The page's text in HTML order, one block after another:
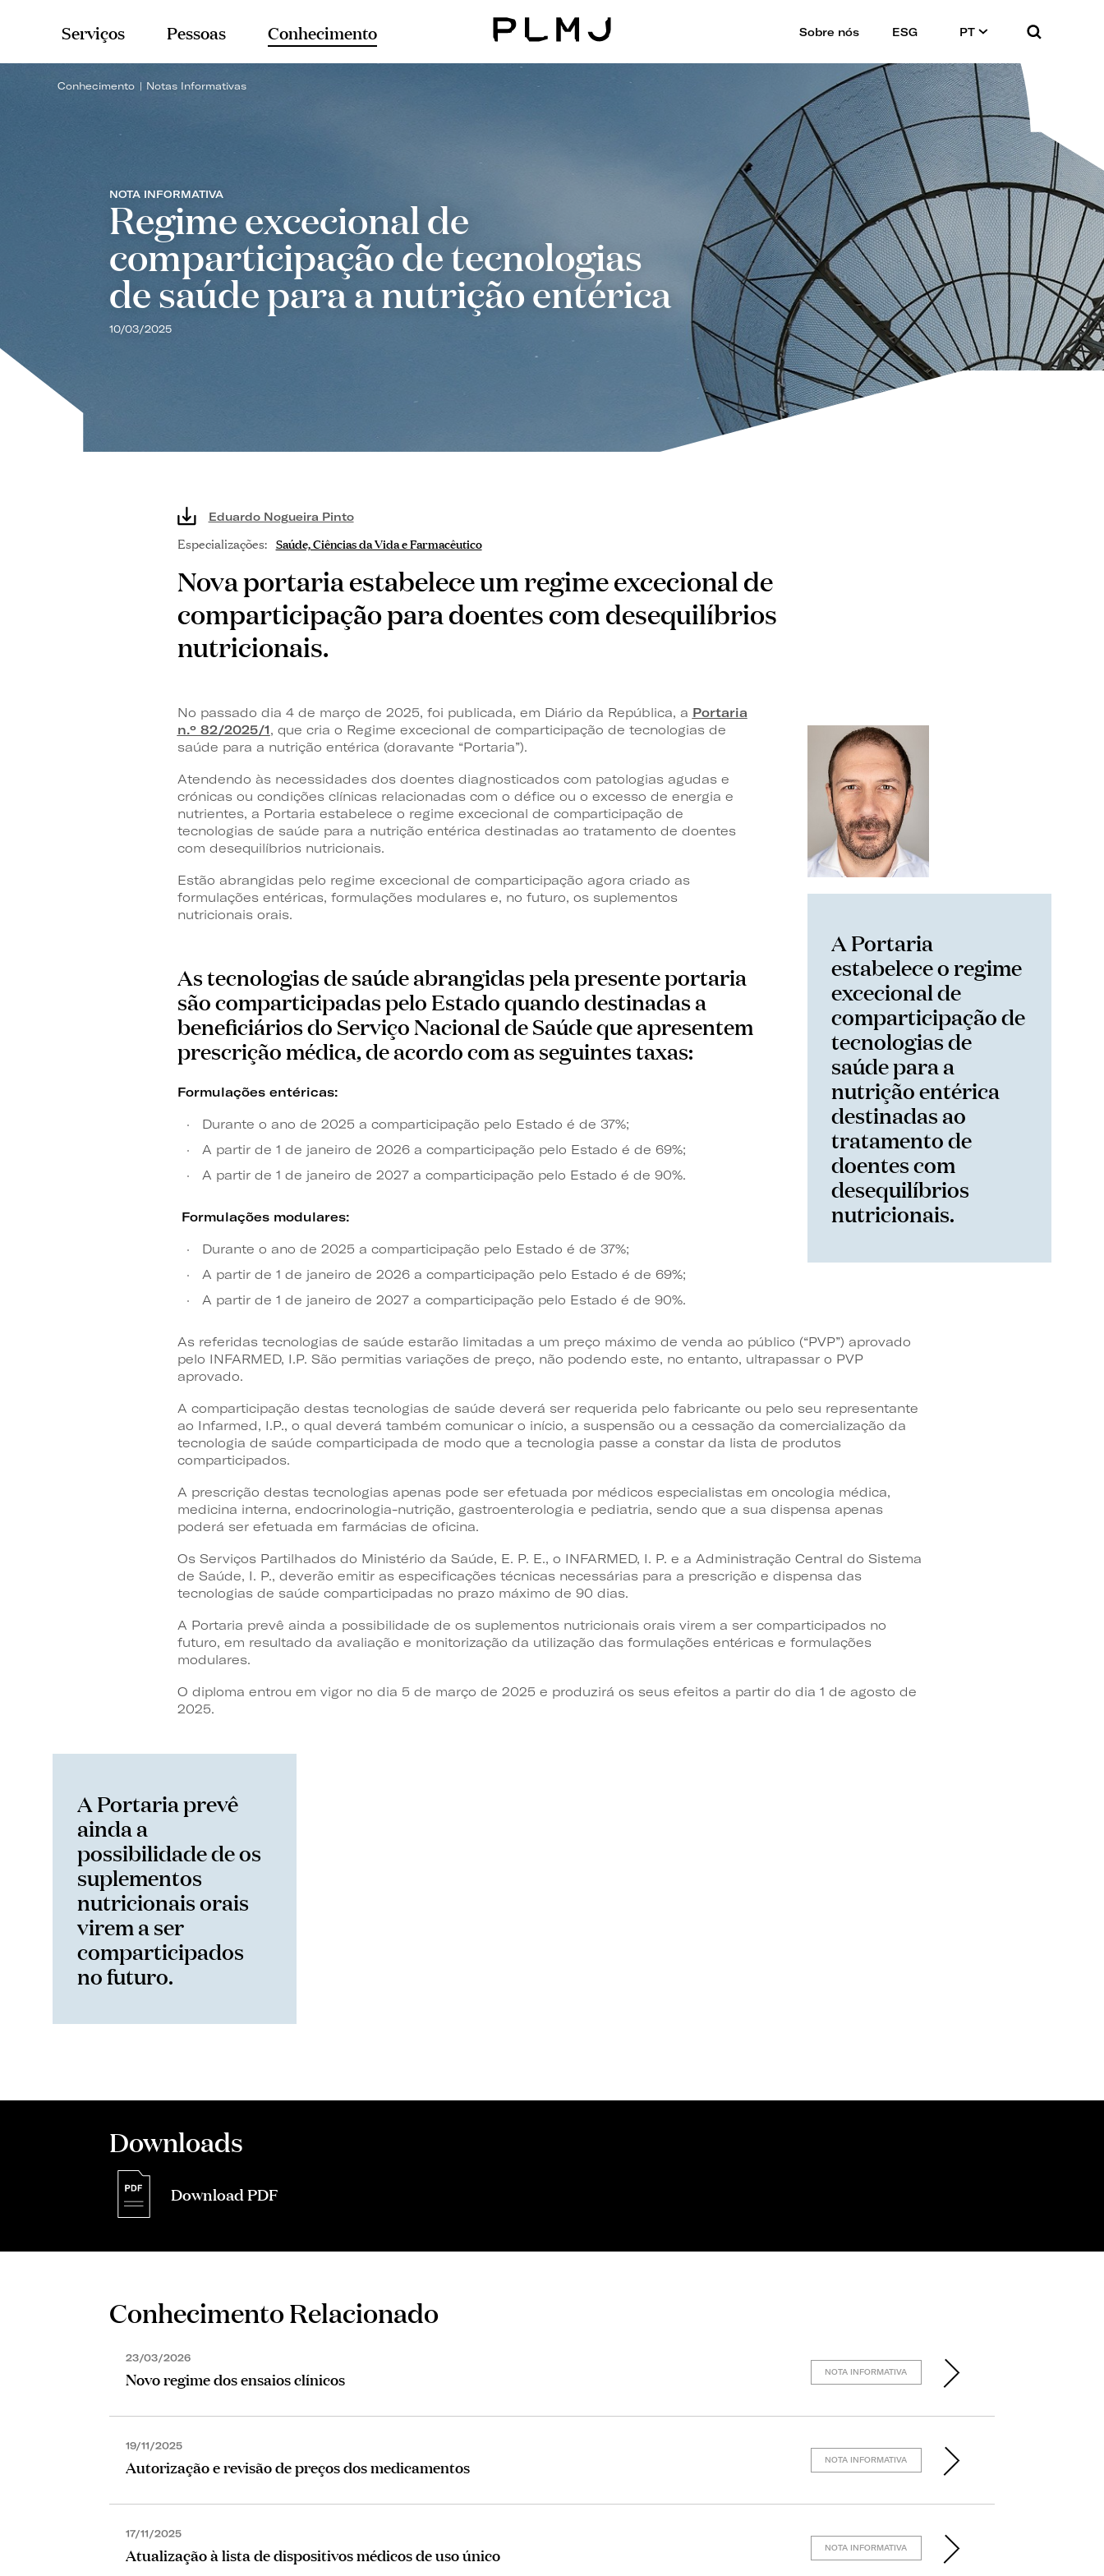
PLMJ
Serviços Pessoas Conhecimento Sobre nós ESG PT
Conhecimento Notas Informativas
NOTA INFORMATIVA
Regime excecional de
comparticipação de tecnologias
de saúde para a nutrição entérica
10/03/2025
Eduardo Nogueira Pinto
Especializações: Saúde, Ciências da Vida e Farmacêutico
Nova portaria estabelece um regime excecional de
comparticipação para doentes com desequilíbrios
nutricionais.
A Portaria
estabelece o regime
excecional de
comparticipação de
tecnologias de
saúde para a
nutrição entérica
destinadas ao
tratamento de
doentes com
desequilíbrios
nutricionais.
No passado dia 4 de março de 2025, foi publicada, em Diário da República, a Portaria
n.º 82/2025/1, que cria o Regime excecional de comparticipação de tecnologias de
saúde para a nutrição entérica (doravante “Portaria”).
Atendendo às necessidades dos doentes diagnosticados com patologias agudas e
crónicas ou condições clínicas relacionadas com o défice ou o excesso de energia e
nutrientes, a Portaria estabelece o regime excecional de comparticipação de
tecnologias de saúde para a nutrição entérica destinadas ao tratamento de doentes
com desequilíbrios nutricionais.
Estão abrangidas pelo regime excecional de comparticipação agora criado as
formulações entéricas, formulações modulares e, no futuro, os suplementos
nutricionais orais.
As tecnologias de saúde abrangidas pela presente portaria
são comparticipadas pelo Estado quando destinadas a
beneficiários do Serviço Nacional de Saúde que apresentem
prescrição médica, de acordo com as seguintes taxas:
Formulações entéricas:
Durante o ano de 2025 a comparticipação pelo Estado é de 37%;
A partir de 1 de janeiro de 2026 a comparticipação pelo Estado é de 69%;
A partir de 1 de janeiro de 2027 a comparticipação pelo Estado é de 90%.
Formulações modulares:
Durante o ano de 2025 a comparticipação pelo Estado é de 37%;
A partir de 1 de janeiro de 2026 a comparticipação pelo Estado é de 69%;
A partir de 1 de janeiro de 2027 a comparticipação pelo Estado é de 90%.
As referidas tecnologias de saúde estarão limitadas a um preço máximo de venda ao público (“PVP”) aprovado
pelo INFARMED, I.P. São permitias variações de preço, não podendo este, no entanto, ultrapassar o PVP
aprovado.
A comparticipação destas tecnologias de saúde deverá ser requerida pelo fabricante ou pelo seu representante
ao Infarmed, I.P., o qual deverá também comunicar o início, a suspensão ou a cessação da comercialização da
tecnologia de saúde comparticipada de modo que a tecnologia passe a constar da lista de produtos
comparticipados.
A prescrição destas tecnologias apenas pode ser efetuada por médicos especialistas em oncologia médica,
medicina interna, endocrinologia-nutrição, gastroenterologia e pediatria, sendo que a sua dispensa apenas
poderá ser efetuada em farmácias de oficina.
Os Serviços Partilhados do Ministério da Saúde, E. P. E., o INFARMED, I. P. e a Administração Central do Sistema
de Saúde, I. P., deverão emitir as especificações técnicas necessárias para a prescrição e dispensa das
tecnologias de saúde comparticipadas no prazo máximo de 90 dias.
A Portaria prevê ainda a possibilidade de os suplementos nutricionais orais virem a ser comparticipados no
futuro, em resultado da avaliação e monitorização da utilização das formulações entéricas e formulações
modulares.
O diploma entrou em vigor no dia 5 de março de 2025 e produzirá os seus efeitos a partir do dia 1 de agosto de
2025.
A Portaria prevê
ainda a
possibilidade de os
suplementos
nutricionais orais
virem a ser
comparticipados
no futuro.
Downloads
Download PDF
Conhecimento Relacionado
23/03/2026
Novo regime dos ensaios clínicos NOTA INFORMATIVA
19/11/2025
Autorização e revisão de preços dos medicamentos NOTA INFORMATIVA
17/11/2025
Atualização à lista de dispositivos médicos de uso único NOTA INFORMATIVA